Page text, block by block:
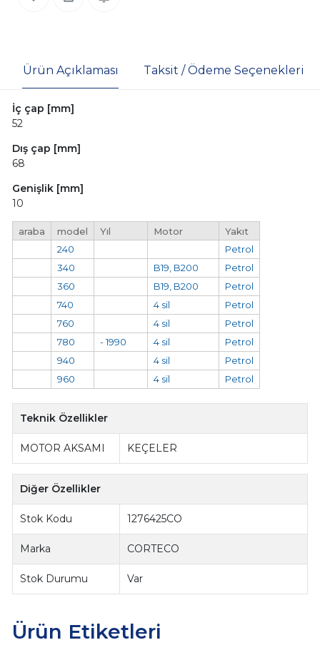
Ürün Açıklaması Taksit / Ödeme Seçenekleri
İç çap [mm]
52
Dış çap [mm]
68
Genişlik [mm]
10
araba model Yıl Motor
Yakıt
240
Petrol
340
B19, B200
Petrol
360
B19, B200
Petrol
740
4 sil
Petrol
760
4 sil
Petrol
780
- 1990 4 sil
Petrol
940
4 sil
Petrol
960
4 sil Petrol
Teknik Özellikler
MOTOR AKSAMI KEÇELER
Diğer Özellikler
Stok Kodu 1276425CO
Marka CORTECO
Stok Durumu Var
Ürün Etiketleri